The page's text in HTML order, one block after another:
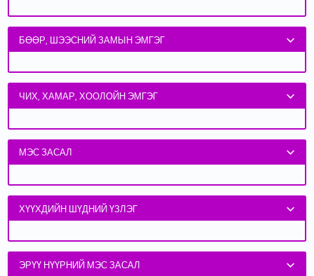
БӨӨР, ШЭЭСНИЙ ЗАМЫН ЭМГЭГ
ЧИХ, ХАМАР, ХООЛОЙН ЭМГЭГ
МЭС ЗАСАЛ
ХҮҮХДИЙН ШҮДНИЙ ҮЗЛЭГ
ЭРҮҮ НҮҮРНИЙ МЭС ЗАСАЛ